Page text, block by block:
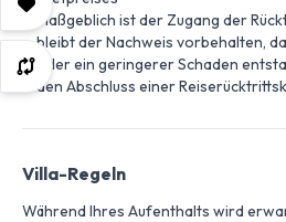
Maßgeblich ist der Zugang der
bleibt der Nachweis vorbehalten,
oder ein geringerer Schaden
den Abschluss einer
Villa-Regeln
Während Ihres Aufenthalts wird